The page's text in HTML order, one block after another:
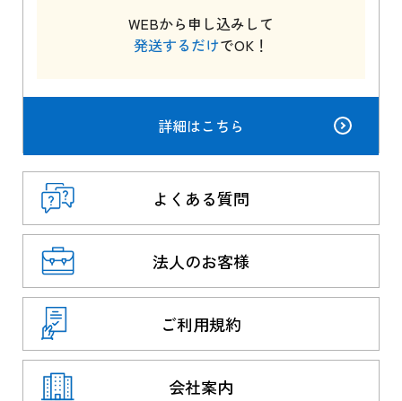
WEBから申し込みして
発送するだけでOK！
詳細はこちら
よくある質問
法人のお客様
ご利用規約
会社案内